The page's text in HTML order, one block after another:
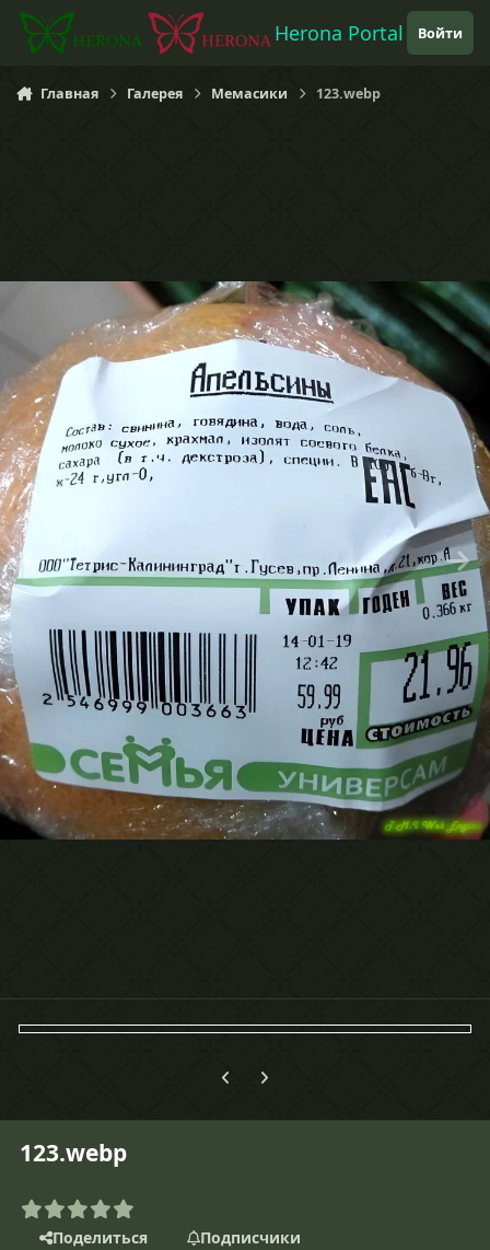
Перейти к содержанию
Herona Portal Войти
Главная Галерея Мемасики 123.webp
Предыдущий слайд карусели
Следующий слайд карусели
123.webp
Поделиться
Подписчики